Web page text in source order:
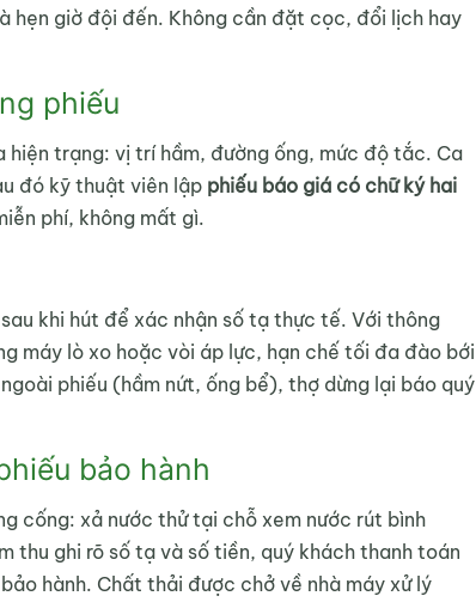
hẹn giờ đội đến. Không cần đặt cọc, đổi lịch hay
phiếu
trạng: vị trí hầm, đường ống, mức độ tắc. Ca
đó kỹ thuật viên lập phiếu báo giá có chữ ký hai
phí, không mất gì.
khi hút để xác nhận số tạ thực tế. Với thông
máy lò xo hoặc vòi áp lực, hạn chế tối đa đào bới
phiếu (hầm nứt, ống bể), thợ dừng lại báo quý
bảo hành
cống: xả nước thử tại chỗ xem nước rút bình
thu ghi rõ số tạ và số tiền, quý khách thanh toán
hành. Chất thải được chở về nhà máy xử lý